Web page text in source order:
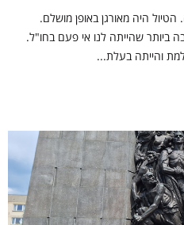
הטיול היה מאורגן באופן מושלם.
ביותר שהייתה לנו אי פעם בחו"ל.
והייתה בעלת...